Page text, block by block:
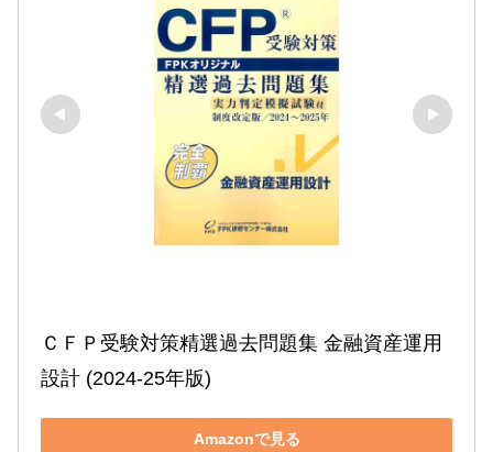
ＣＦＰ受験対策精選過去問題集 金融資産運用
設計 (2024-25年版)
Amazonで見る